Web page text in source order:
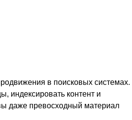
в поисковых системах.
индексировать контент и
даже превосходный материал